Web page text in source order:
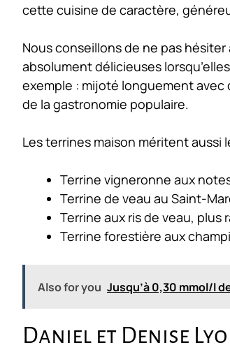
cette cuisine de caractère,
Nous conseillons de ne pas
absolument délicieuses
exemple : mijoté longuement
de la gastronomie populaire.
Les terrines maison méritent
Terrine vigneronne aux
Terrine de veau au Saint-
Terrine aux ris de veau, plus
Terrine forestière aux
Also for you Jusqu’à 0,30 mmol/l
Daniel et Denise